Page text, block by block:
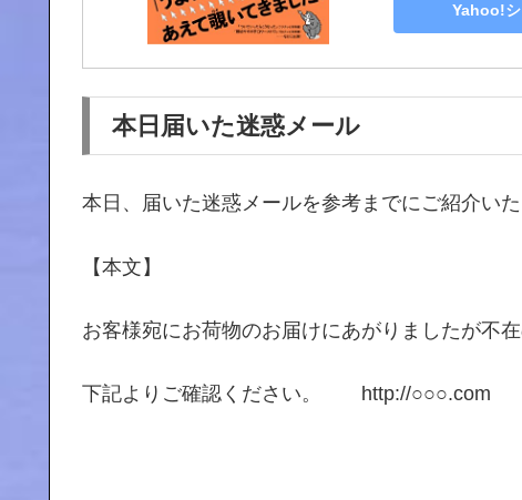
Yahoo!シ
本日届いた迷惑メール
本日、届いた迷惑メールを参考までにご紹介いた
【本文】
お客様宛にお荷物のお届けにあがりましたが不
下記よりご確認ください。 http://○○○.com